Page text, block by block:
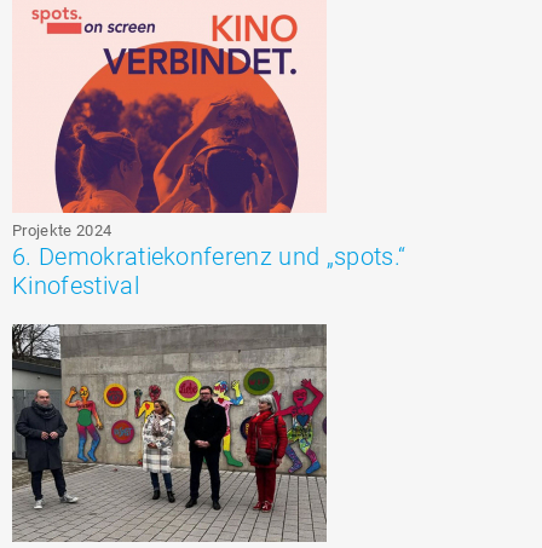
Projekte 2024
6. Demokratiekonferenz und „spots.“
Kinofestival